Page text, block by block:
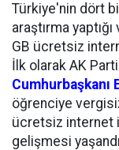
Türkiye'nin dört
araştırma
GB ücretsiz
İlk olarak AK
Cumhurbaşkanı
öğrenciye
ücretsiz internet
gelişmesi